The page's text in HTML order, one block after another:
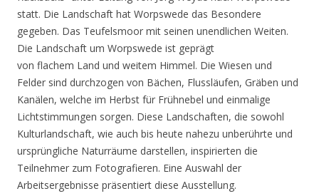
statt. Die Landschaft hat Worpswede das Besondere
gegeben. Das Teufelsmoor mit seinen unendlichen Weiten.
Die Landschaft um Worpswede ist geprägt
von flachem Land und weitem Himmel. Die Wiesen und
Felder sind durchzogen von Bächen, Flussläufen, Gräben und
Kanälen, welche im Herbst für Frühnebel und einmalige
Lichtstimmungen sorgen. Diese Landschaften, die sowohl
Kulturlandschaft, wie auch bis heute nahezu unberührte und
ursprüngliche Naturräume darstellen, inspirierten die
Teilnehmer zum Fotografieren. Eine Auswahl der
Arbeitsergebnisse präsentiert diese Ausstellung.